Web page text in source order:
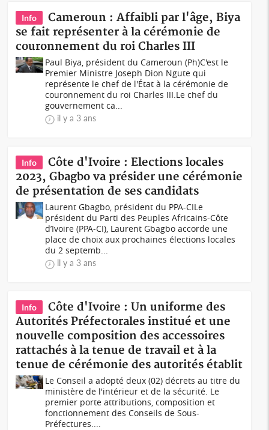
Info
Cameroun : Affaibli par l'âge, Biya
se fait représenter à la cérémonie de
couronnement du roi Charles III
Paul Biya, président du Cameroun (Ph)C'est le
Premier Ministre Joseph Dion Ngute qui
représente le chef de l'État à la cérémonie de
couronnement du roi Charles III.Le chef du
gouvernement ca...
il y a 3 ans
Info
Côte d'Ivoire : Elections locales
2023, Gbagbo va présider une cérémonie
de présentation de ses candidats
Laurent Gbagbo, président du PPA-CILe
président du Parti des Peuples Africains-Côte
d’Ivoire (PPA-CI), Laurent Gbagbo accorde une
place de choix aux prochaines élections locales
du 2 septemb...
il y a 3 ans
Info
Côte d'Ivoire : Un uniforme des
Autorités Préfectorales institué et une
nouvelle composition des accessoires
rattachés à la tenue de travail et à la
tenue de cérémonie des autorités établit
Le Conseil a adopté deux (02) décrets au titre du
ministère de l'intérieur et de la sécurité. Le
premier porte attributions, composition et
fonctionnement des Conseils de Sous-
Préfectures....